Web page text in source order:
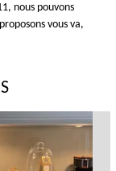
nous pouvons
vous va,